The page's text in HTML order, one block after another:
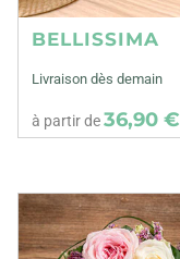
BELLISSIMA
Livraison dès demain
à partir de36,90 €